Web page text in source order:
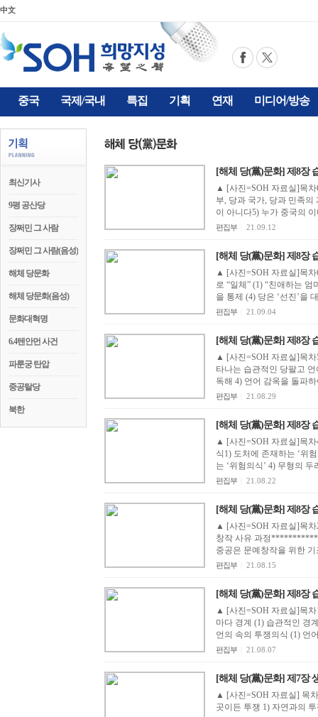
中文
중국 국제/국내 특집 기획 연재 미디어/방송
최신기사
9평 공산당
장쩌민 그 사람
장쩌민 그 사람(음성)
해체 당문화
해체 당문화(음성)
문화대혁명
6.4텐안먼 사건
파룬궁 탄압
중공탈당
북한
[해체 당(黨)문화] 제8장
▲ [사진=SOH 자료실]목차
부, 당과 국가, 당과 민족
이 아니다5) 누가 중국의
편집부 21.09.12
[해체 당(黨)문화] 제8장
▲ [사진=SOH 자료실]목차
로 “일체” (1) “친애하는
을 통제 (4) 당은 ‘선진’을
편집부 21.09.04
[해체 당(黨)문화] 제8장
▲ [사진=SOH 자료실]목
타나는 습관적인 당팔고
독해 4) 언어 감옥을 돌파
편집부 21.08.29
[해체 당(黨)문화] 제8장
▲ [사진=SOH 자료실]목
식1) 도처에 존재하는 ‘위
는 ‘위험의식’ 4) 무형의
편집부 21.08.22
[해체 당(黨)문화] 제8장
▲ [사진=SOH 자료실]목차
창작 사유 과정
중공은 문예창작을 위한
편집부 21.08.15
[해체 당(黨)문화] 제8장
▲ [사진=SOH 자료실]목차1.
마다 경계 (1) 습관적인 경계심은 당문화가 조성한 것 (2) 경계심의 전승(傳承) 2)
언의 속의 투
편집부 21.08.07
[해체 당(黨)문화] 제7장
▲ [사진=SOH 자료실] 목차 5. 자연과 투쟁하고 당이 지시하기만 하면 언제 어느